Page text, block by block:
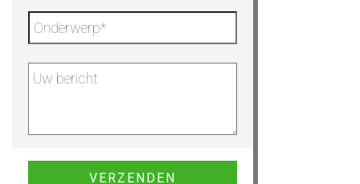
Gelieve dit veld leeg te laten.